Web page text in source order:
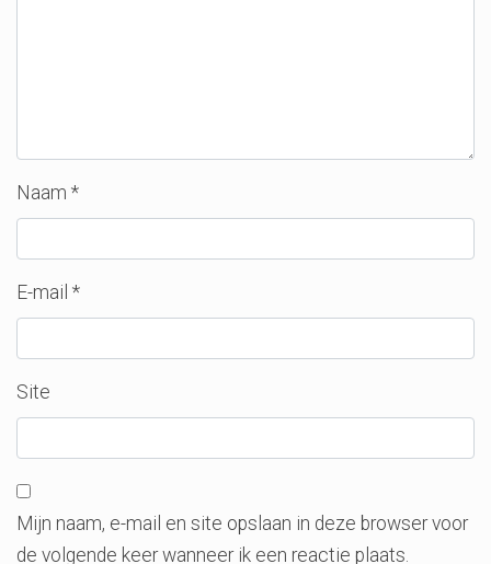
Naam *
E-mail *
Site
Mijn naam, e-mail en site opslaan in deze browser voor
de volgende keer wanneer ik een reactie plaats.